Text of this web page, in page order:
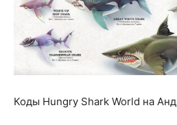
Коды Hungry Shark World на